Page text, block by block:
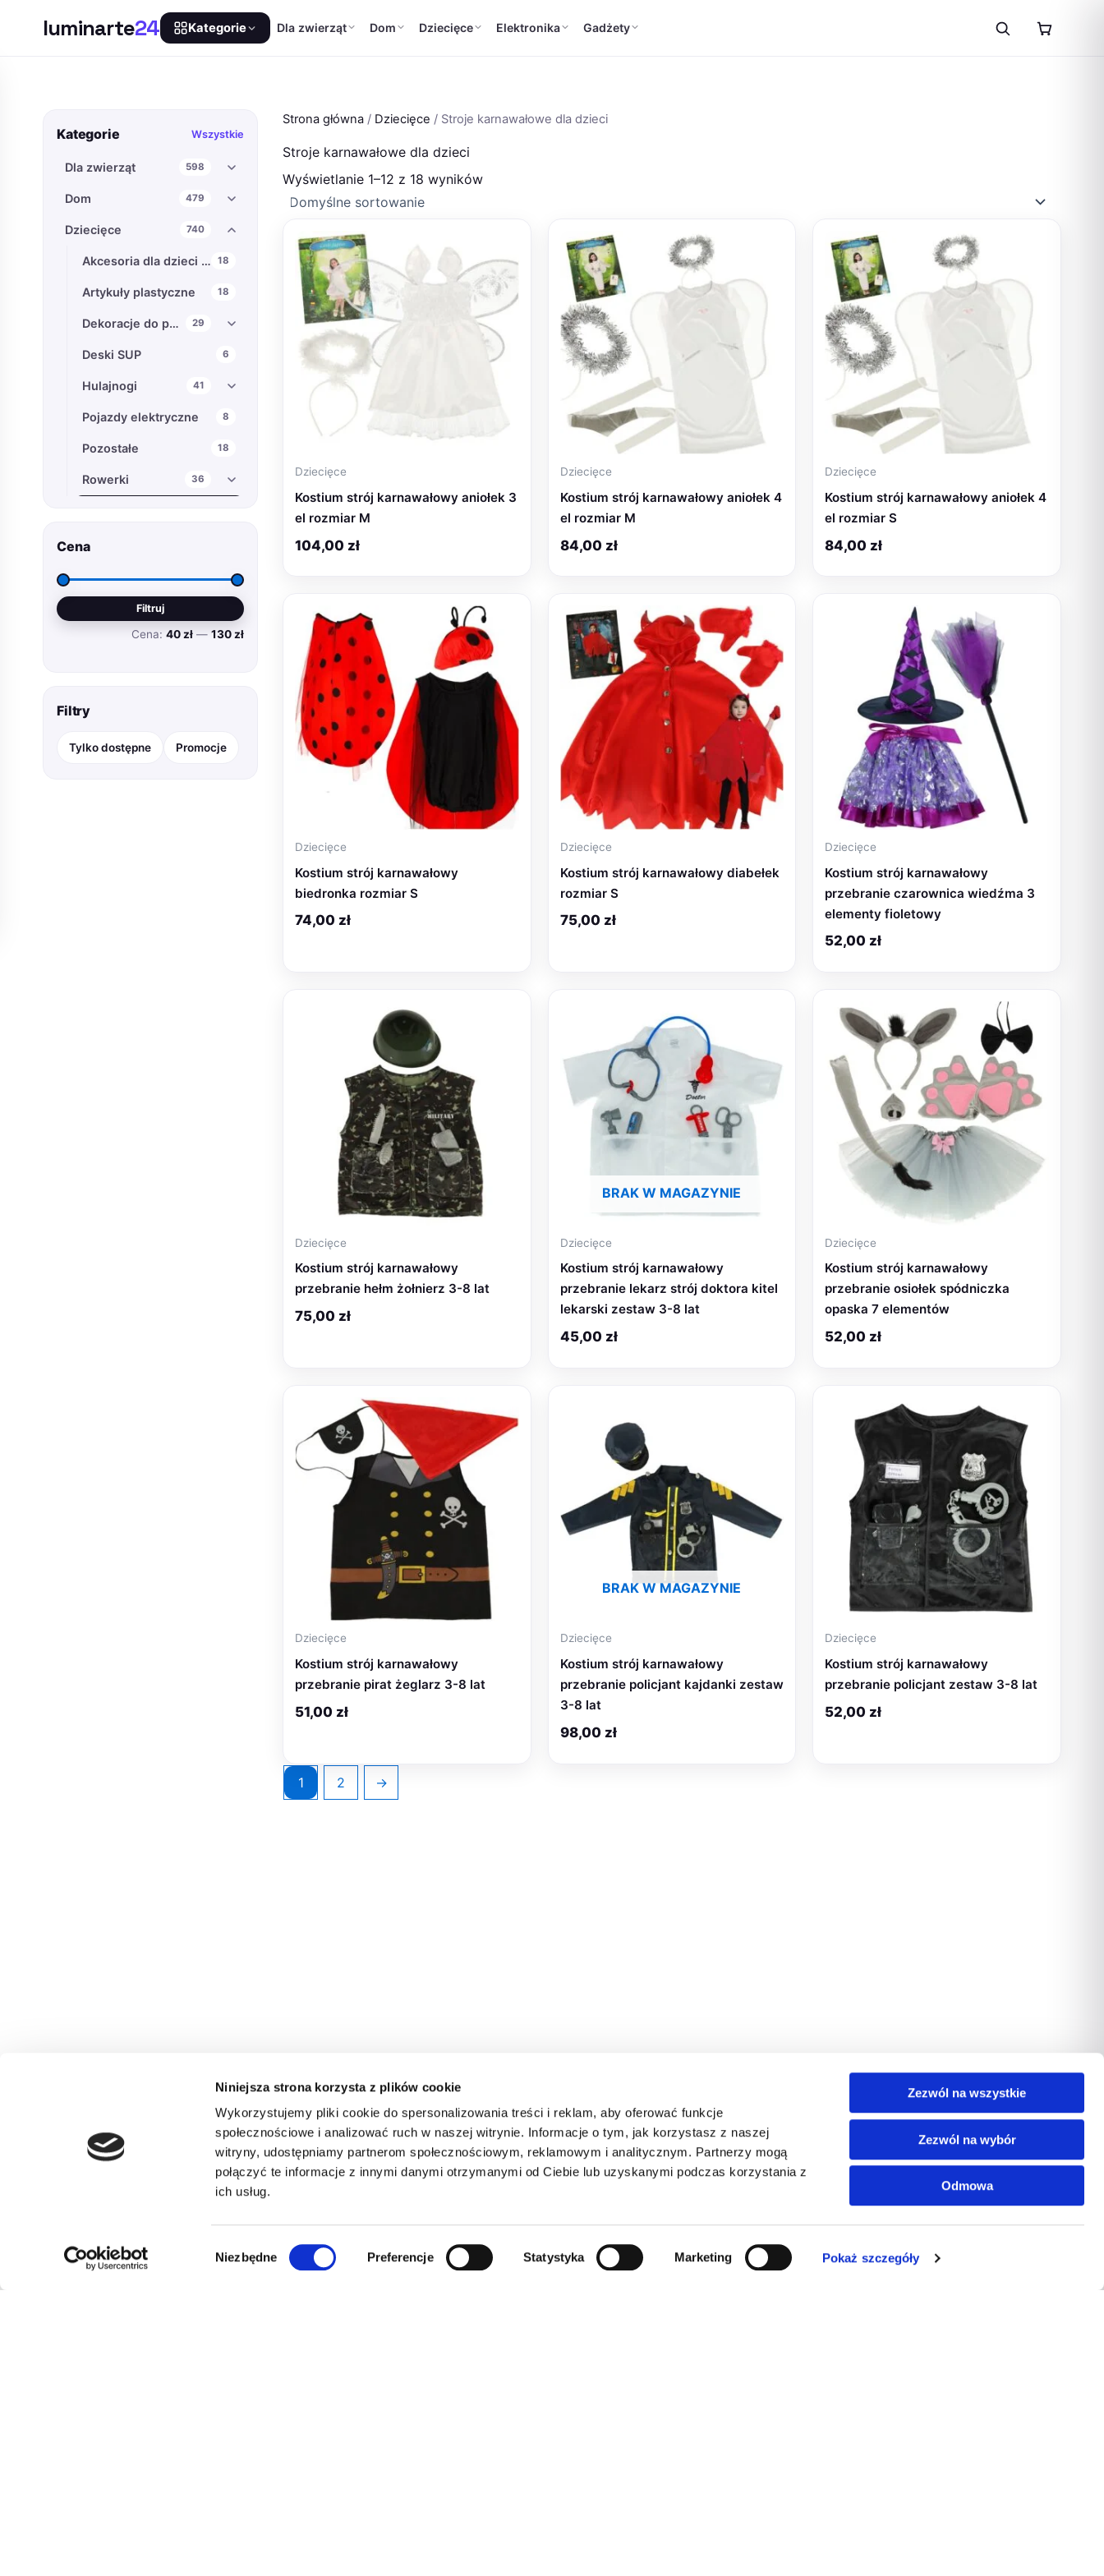
Niniejsza strona korzysta z plików cookie
Wykorzystujemy pliki cookie do spersonalizowania treści i reklam, aby oferować funkcje
społecznościowe i analizować ruch w naszej witrynie. Informacje o tym, jak korzystasz z naszej
witryny, udostępniamy partnerom społecznościowym, reklamowym i analitycznym. Partnerzy mogą
połączyć te informacje z innymi danymi otrzymanymi od Ciebie lub uzyskanymi podczas korzystania z
ich usług.
zgody
Niezbędne Preferencje Statystyka Marketing Pokaż szczegóły
Zezwól na wszystkie
Zezwól na wybór
Odmowa
luminarte24 Kategorie Dla zwierząt Dom Dziecięce Elektronika Gadżety
Kategorie
Wszystkie
Dla zwierząt 598
Dom 479
Dziecięce 740
Akcesoria dla dzieci i niemowląt 18
Artykuły plastyczne 18
Dekoracje do pokoju dziecięcego 29
Deski SUP 6
Hulajnogi 41
Pojazdy elektryczne 8
Pozostałe 18
Rowerki 36
Zabawki
Elektronika
Motoryzacja 37
Cena
Cena
Cena
Filtruj
Cena: 40 zł — 130 zł
Filtry
Tylko dostępne Promocje
Strona główna / Dziecięce / Stroje karnawałowe dla dzieci
Stroje karnawałowe dla dzieci
Wyświetlanie 1–12 z 18 wyników
Dziecięce
Kostium strój karnawałowy aniołek 3
el rozmiar M
104,00 zł
Dziecięce
Kostium strój karnawałowy aniołek 4
el rozmiar M
84,00 zł
Dziecięce
Kostium strój karnawałowy aniołek 4
el rozmiar S
84,00 zł
Dziecięce
Kostium strój karnawałowy
biedronka rozmiar S
74,00 zł
Dziecięce
Kostium strój karnawałowy diabełek
rozmiar S
75,00 zł
Dziecięce
Kostium strój karnawałowy
przebranie czarownica wiedźma 3
elementy fioletowy
52,00 zł
Dziecięce
Kostium strój karnawałowy
przebranie hełm żołnierz 3-8 lat
75,00 zł
BRAK W MAGAZYNIE
Dziecięce
Kostium strój karnawałowy
przebranie lekarz strój doktora kitel
lekarski zestaw 3-8 lat
45,00 zł
Dziecięce
Kostium strój karnawałowy
przebranie osiołek spódniczka
opaska 7 elementów
52,00 zł
Dziecięce
Kostium strój karnawałowy
przebranie pirat żeglarz 3-8 lat
51,00 zł
BRAK W MAGAZYNIE
Dziecięce
Kostium strój karnawałowy
przebranie policjant kajdanki zestaw
3-8 lat
98,00 zł
Dziecięce
Kostium strój karnawałowy
przebranie policjant zestaw 3-8 lat
52,00 zł
1 2 →